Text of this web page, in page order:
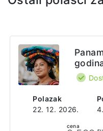
Sajt
Adresa
8VX2+R8Q Finca 43.668
Río Hato
Provincia de Coclé
Panama
Polazak
22. 12. 2026.
cena